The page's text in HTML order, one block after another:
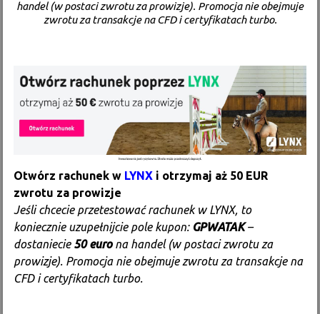
handel (w postaci zwrotu za prowizje). Promocja nie obejmuje
zwrotu za transakcje na CFD i certyfikatach turbo.
Otwórz rachunek w LYNX i otrzymaj aż 50 EUR
zwrotu za prowizje
Jeśli chcecie przetestować rachunek w LYNX, to
koniecznie uzupełnijcie pole kupon: GPWATAK–
dostaniecie 50 eurona handel (w postaci zwrotu za
prowizje). Promocja nie obejmuje zwrotu za transakcje na
CFD i certyfikatach turbo.